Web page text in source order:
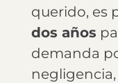
querido, es
dos años
demanda